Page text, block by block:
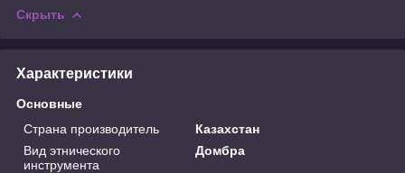
Скрыть
Характеристики
Основные
Страна производитель
Казахстан
Вид этнического
инструмента
Домбра